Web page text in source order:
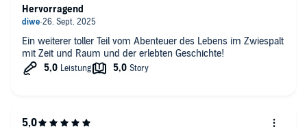
Ein weiterer toller Teil vom Abenteuer des Lebens im Zwiespalt
mit Zeit und Raum und der erlebten Geschichte!
Hervorragend